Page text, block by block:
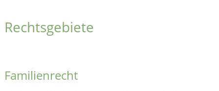
Rechtsgebiete
Familienrecht